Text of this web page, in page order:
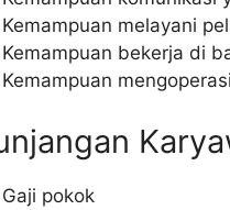
Kemampuan melayani
Kemampuan bekerja di
Kemampuan
Gaji pokok